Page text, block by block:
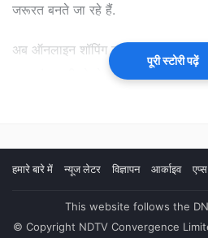
जरूरत बनते जा रहे हैं.
अब ऑनलाइन शॉपिंग का तरीका भी बदल
अप्लायंस खरीदने से पहले उसकी बिजली
करें और जेब पर भी भारी न पड़ें. साथ ही,
काम करने वाले अप्लायंसेज भी छोटे
पूरी स्टोरी पढ़ें
हमारे बारे में न्यूज लेटर विज्ञापन आर्काइव एप्स
This website follows the
© Copyright NDTV Convergence